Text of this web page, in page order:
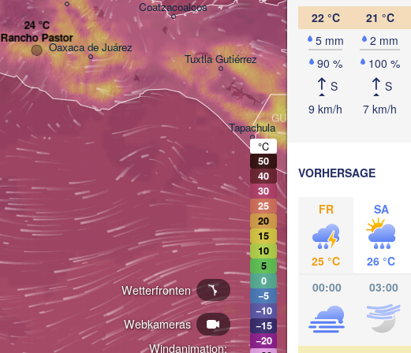
22 °C
5 mm
90 %
S
9 km/h
21 °C
2 mm
100 %
S
7 km/h
VORHERSAGE
FR
25 °C
SA
26 °C
00:00
03:00
Windanimation:
Webkameras
Wetterfronten
Tuxtla Gutiérrez
Tapachula
Coatzacoalcos
Oaxaca de Juárez
GUATEMALA
San
San Salvador
BELIZE
Rancho Pastor
°C
50
40
30
25
20
15
10
5
0
−5
−10
−15
−20